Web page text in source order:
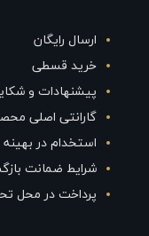
ارسال رایگان
خرید قسطی
پیشنهادات و
گارانتی اصلی
استخدام در بهینه
شرایط ضمانت
پرداخت در محل